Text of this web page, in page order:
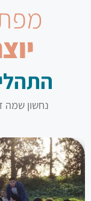
נחשון שמה